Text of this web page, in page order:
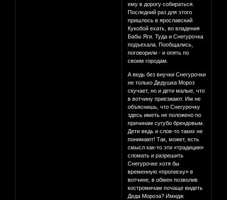
ему в дорогу собираться.
Последний раз для этого
пришлось в ярославский
Кукобой ехать, во владения
Бабы Яги. Туда и Снегурочка
подъехала. Пообщались,
поговорили - и опять по
своим городам.
А ведь без внучки Снегурочки
не только Дедушка Мороз
скучает, но и дети малые, что
в вотчину приезжают. Им не
объяснишь, что Снегурочку
здесь иметь не положено по
причинам сугубо брендовым.
Дети ведь и слов-то таких не
понимают! Так, может, есть
смысл как-то эти «традиции»
сломать и разрешить
Снегурочке хотя бы
временную «прописку» в
вотчине, в обмен позволив
костромичам почаще видеть
Деда Мороза? Имидж